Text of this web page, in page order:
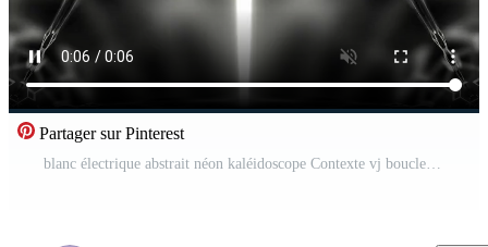
Partager sur Pinterest
blanc électrique abstrait néon kaléidoscope Contexte vj boucle dans 4k Vidéo Gratuite